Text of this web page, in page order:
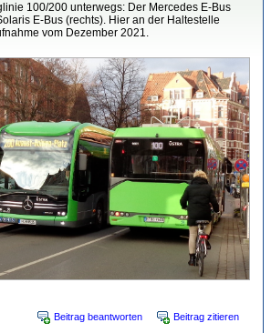
100/200 unterwegs: Der Mercedes E-Bus
E-Bus (rechts). Hier an der Haltestelle
vom Dezember 2021.
Beitrag beantworten Beitrag zitieren